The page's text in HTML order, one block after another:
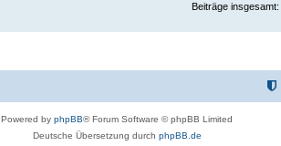
Beiträge insgesamt:
Powered by phpBB® Forum Software © phpBB Limited
Deutsche Übersetzung durch phpBB.de